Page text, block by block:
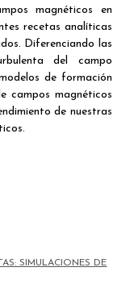
magnéticos en
recetas analíticas
Diferenciando las
del campo
de formación
campos magnéticos
de nuestras
SIMULACIONES DE